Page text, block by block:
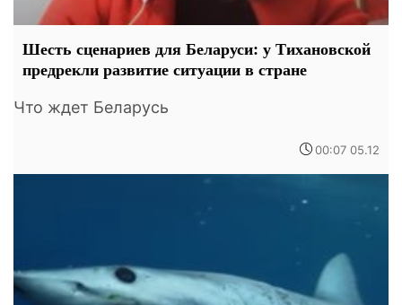
Шесть сценариев для Беларуси: у Тихановской
предрекли развитие ситуации в стране
Что ждет Беларусь
00:07 05.12